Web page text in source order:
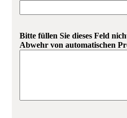
Bitte füllen Sie dieses Feld
Abwehr von automatischen